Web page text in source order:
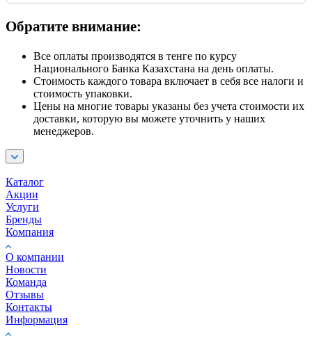
Обратите внимание:
Все оплаты производятся в тенге по курсу
Национального Банка Казахстана на день оплаты.
Стоимость каждого товара включает в себя все налоги и
стоимость упаковки.
Цены на многие товары указаны без учета стоимости их
доставки, которую вы можете уточнить у наших
менеджеров.
Каталог
Акции
Услуги
Бренды
Компания
О компании
Новости
Команда
Отзывы
Контакты
Информация